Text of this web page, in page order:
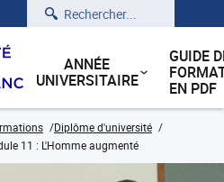
Rechercher
ANNÉE
UNIVERSITAIRE
GUIDE
EN PDF
Diplôme d'université
11 : L'Homme augmenté